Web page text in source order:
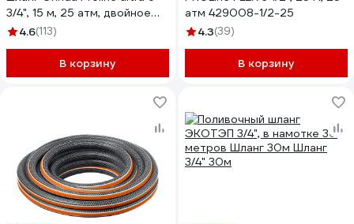
3/4", 15 м, 25 атм, двойное
армирование 429009-3/4-15
4.6(113)
В корзину
атм 429008-1/2-25
4.3(39)
В корзину